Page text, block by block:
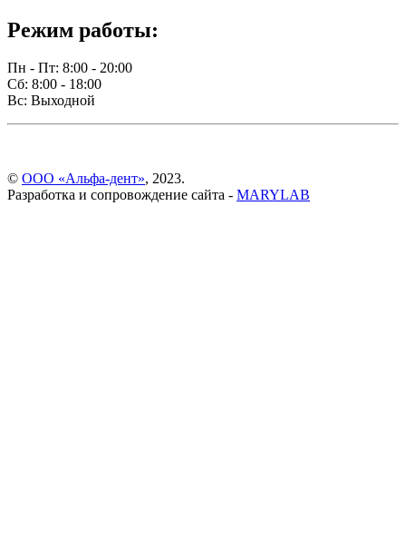
Режим работы:
Пн - Пт: 8:00 - 20:00
Сб: 8:00 - 18:00
Вс: Выходной
© ООО «Альфа-дент», 2023.
Разработка и сопровождение сайта - MARYLAB